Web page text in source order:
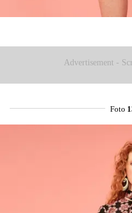
Advertisement -
Foto